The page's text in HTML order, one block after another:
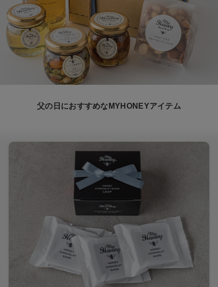
父の日におすすめなMYHONEYアイテム